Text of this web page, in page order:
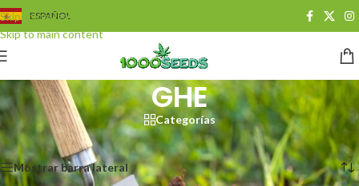
Skip to navigation
Skip to main content
ESPAÑOL
GHE
Categorías
Start/Growshop/Hydroponik/GHE Alle 10 Ergebnisse werden angezeigt
Mostrar barra lateral